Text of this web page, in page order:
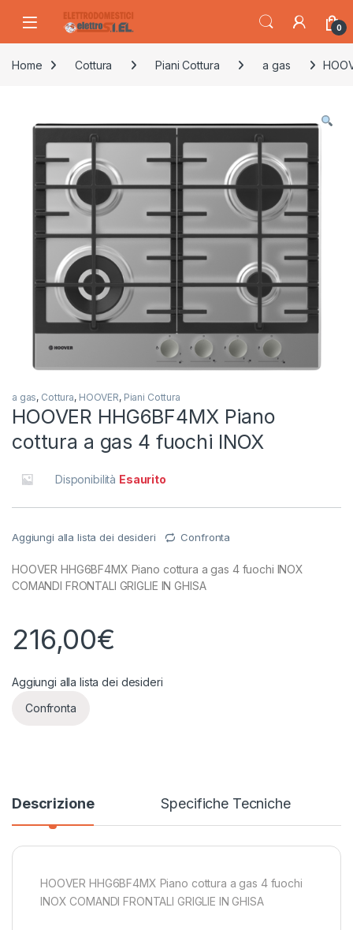
0
Home Cottura Piani Cottura a gas
a gas, Cottura, HOOVER, Piani Cottura
HOOVER HHG6BF4MX Piano
cottura a gas 4 fuochi INOX
Disponibilità Esaurito
Aggiungi alla lista dei desideri Confronta
HOOVER HHG6BF4MX Piano cottura a gas 4 fuochi INOX
COMANDI FRONTALI GRIGLIE IN GHISA
216,00€
Aggiungi alla lista dei desideri
Confronta
Descrizione Specifiche Tecniche
HOOVER HHG6BF4MX Piano cottura a gas 4 fuochi
INOX COMANDI FRONTALI GRIGLIE IN GHISA